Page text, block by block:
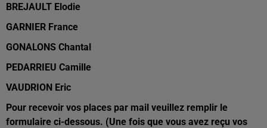
BREJAULT Elodie
GARNIER France
GONALONS Chantal
PEDARRIEU Camille
VAUDRION Eric
Pour recevoir vos places par mail veuillez remplir le
formulaire ci-dessous. (Une fois que vous avez reçu vos